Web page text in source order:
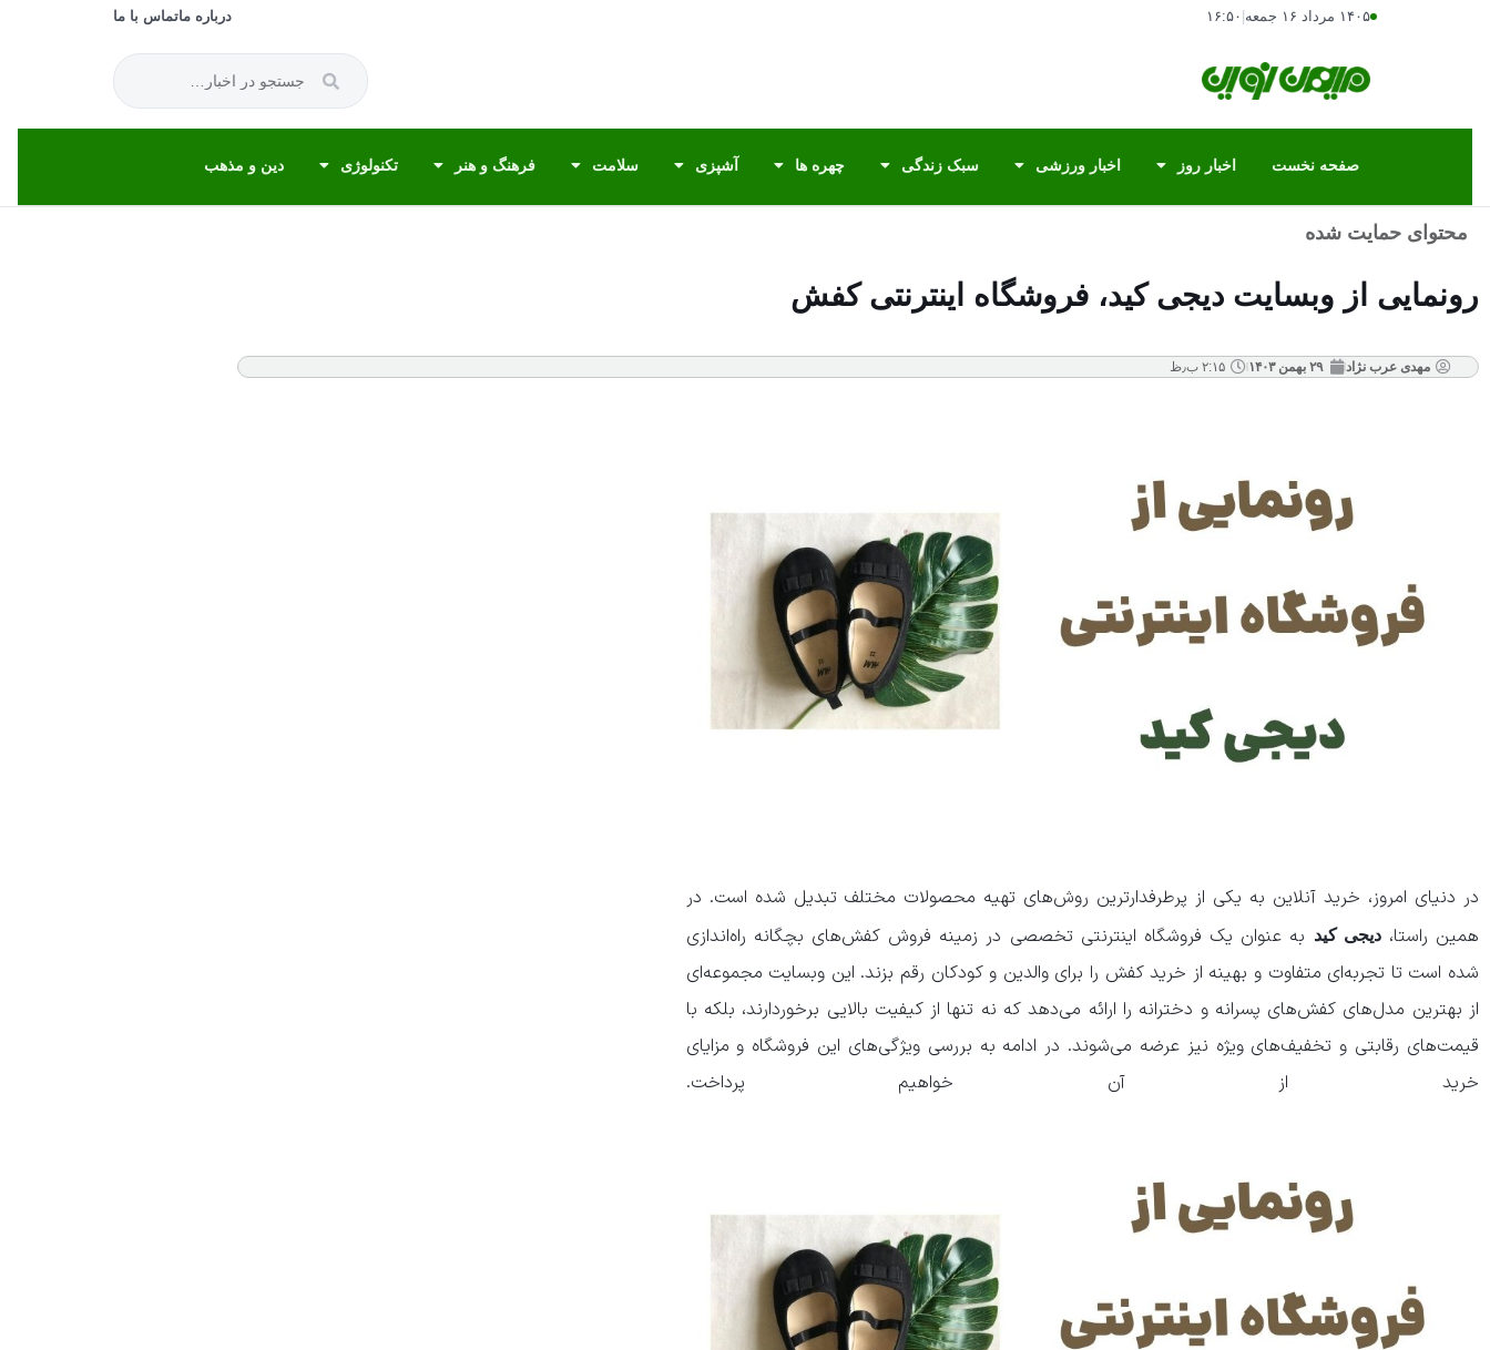
۱۴۰۵ مرداد ۱۶ جمعه ۱۶:۵۰ درباره ماتماس با ما
صفحه نخست اخبار روز اخبار ورزشی سبک زندگی چهره ها آشپزی سلامت فرهنگ و هنر تکنولوژی دین و مذهب
محتوای حمایت شده
رونمایی از وبسایت دیجی کید، فروشگاه اینترنتی کفش
مهدی عرب نژاد ۲۹ بهمن ۱۴۰۳ ۲:۱۵ ب٫ظ
در دنیای امروز، خرید آنلاین به یکی از پرطرفدارترین روش‌های تهیه محصولات مختلف تبدیل شده است. در
همین راستا،دیجی کید به عنوان یک فروشگاه اینترنتی تخصصی در زمینه فروش کفش‌های بچگانه راه‌اندازی
شده است تا تجربه‌ای متفاوت و بهینه از خرید کفش را برای والدین و کودکان رقم بزند. این وبسایت مجموعه‌ای
از بهترین مدل‌های کفش‌های پسرانه و دخترانه را ارائه می‌دهد که نه تنها از کیفیت بالایی برخوردارند، بلکه با
قیمت‌های رقابتی و تخفیف‌های ویژه نیز عرضه می‌شوند. در ادامه به بررسی ویژگی‌های این فروشگاه و مزایای
خرید از آن خواهیم پرداخت.